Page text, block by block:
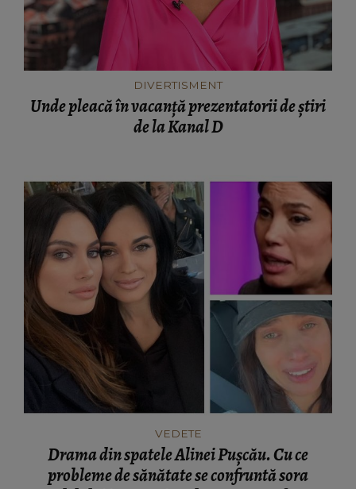
DIVERTISMENT
Unde pleacă în vacanță prezentatorii de știri
de la Kanal D
VEDETE
Drama din spatele Alinei Pușcău. Cu ce
probleme de sănătate se confruntă sora